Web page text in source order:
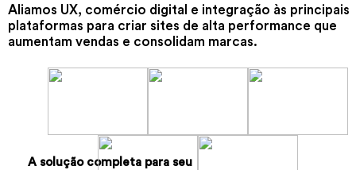
Aliamos UX, comércio digital e integração às principais
plataformas para criar sites de alta performance que
aumentam vendas e consolidam marcas.
A solução completa para seu